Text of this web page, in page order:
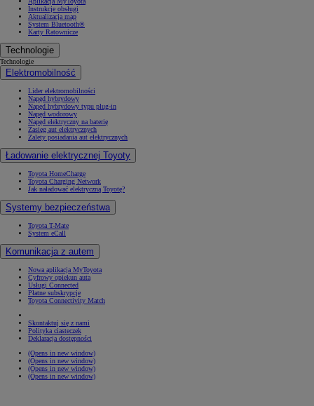
Instrukcje obsługi
Aktualizacja map
System Bluetooth®
Karty Ratownicze
Technologie
Technologie
Elektromobilność
Lider elektromobilności
Napęd hybrydowy
Napęd hybrydowy typu plug-in
Napęd wodorowy
Napęd elektryczny na baterię
Zasięg aut elektrycznych
Zalety posiadania aut elektrycznych
Ładowanie elektrycznej Toyoty
Toyota HomeCharge
Toyota Charging Network
Jak naładować elektryczną Toyotę?
Systemy bezpieczeństwa
Toyota T-Mate
System eCall
Komunikacja z autem
Nowa aplikacja MyToyota
Cyfrowy opiekun auta
Usługi Connected
Płatne subskrypcje
Toyota Connectivity Match
Skontaktuj się z nami
Polityka ciasteczek
Deklaracja dostępności
(Opens in new window)
(Opens in new window)
(Opens in new window)
(Opens in new window)